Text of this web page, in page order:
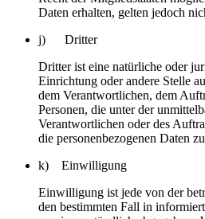
Daten erhalten, gelten jedoch
j) Dritter
Dritter ist eine natürliche oder
Einrichtung oder andere Stelle
dem Verantwortlichen, dem
Personen, die unter der
Verantwortlichen oder des
die personenbezogenen Daten
k) Einwilligung
Einwilligung ist jede von der
den bestimmten Fall in